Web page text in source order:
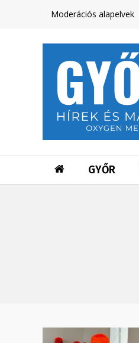
Moderációs alapelvek
GYŐR